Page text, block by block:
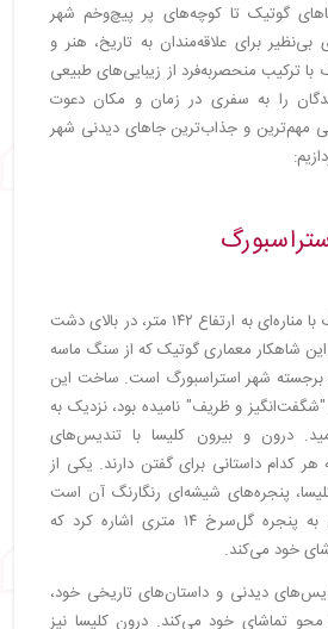
گوتیک تا کوچه‌های پر پیچ‌وخم شهر
برای علاقه‌مندان به تاریخ، هنر و
ترکیب منحصربه‌فرد از زیبایی‌های طبیعی
را به سفری در زمان و مکان دعوت
مهم‌ترین و جذاب‌ترین جاهای دیدنی شهر
کلیسای جامع استراسبورگ با مناره‌ای به ارتفاع ۱۴۲ متر، در بالای دشت
شاهکار معماری گوتیک که از سنگ ماسه
برجسته شهر استراسبورگ است. ساخت این
"شگفت‌انگیز و ظریف" نامیده بود، نزدیک به
درون و بیرون کلیسا با تندیس‌های
کدام داستانی برای گفتن دارند. یکی از
پنجره‌های شیشه‌ای رنگارنگ آن است
که از جمله آنها می‌توان به پنجره گل‌سرخ ۱۴ متری اشاره کرد که
خود می‌کند.
دیدنی و داستان‌های تاریخی خود،
محو تماشای خود می‌کند. درون کلیسا نیز